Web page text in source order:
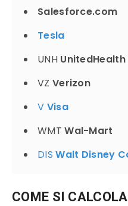
Salesforce.com
Tesla
UNH UnitedHealth
VZ Verizon
V Visa
WMTWal-Mart
DISWalt Disney
COME SI